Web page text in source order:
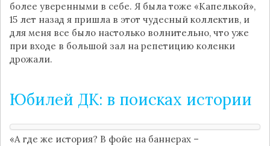
более уверенными в себе. Я была тоже «Капелькой»,
15 лет назад я пришла в этот чудесный коллектив, и
для меня все было настолько волнительно, что уже
при входе в большой зал на репетицию коленки
дрожали.
Юбилей ДК: в поисках истории
«А где же история? В фойе на баннерах –